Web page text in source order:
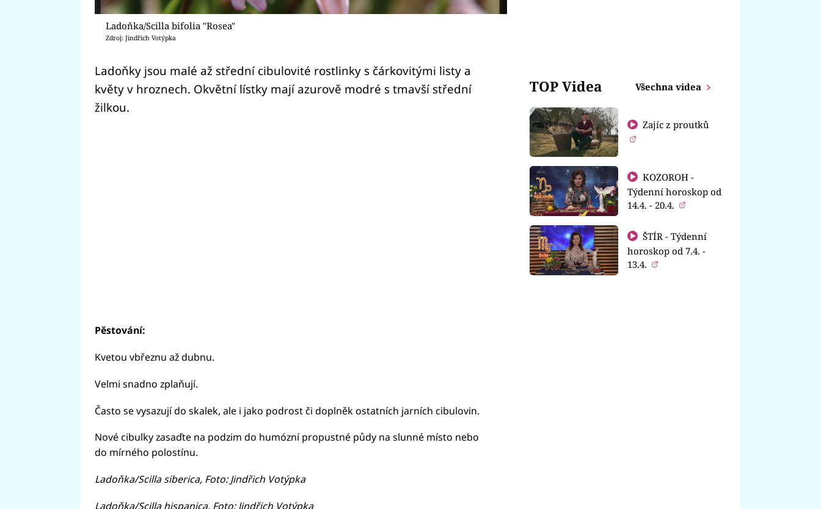
Ladoňka/Scilla bifolia "Rosea"
Zdroj: Jindřich Votýpka
Ladoňky jsou malé až střední cibulovité rostlinky s čárkovitými listy a
květy v hroznech. Okvětní lístky mají azurově modré s tmavší střední
žilkou.
Pěstování:
Kvetou vbřeznu až dubnu.
Velmi snadno zplaňují.
Často se vysazují do skalek, ale i jako podrost či doplněk ostatních jarních cibulovin.
Nové cibulky zasaďte na podzim do humózní propustné půdy na slunné místo nebo
do mírného polostínu.
Ladoňka/Scilla siberica, Foto: Jindřich Votýpka
Ladoňka/Scilla hispanica, Foto: Jindřich Votýpka
TOP Videa Všechna videa
Zajíc z proutků
KOZOROH -
Týdenní horoskop od
14.4. - 20.4.
ŠTÍR - Týdenní
horoskop od 7.4. -
13.4.